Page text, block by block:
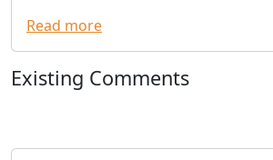
Read more
Existing Comments